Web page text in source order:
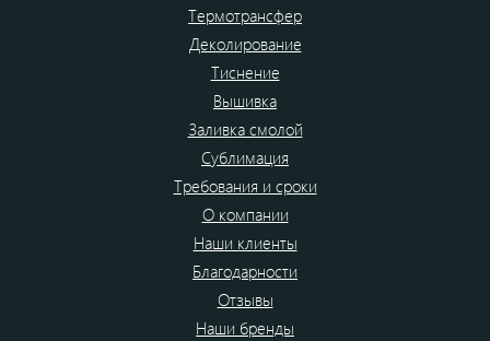
Термотрансфер
Деколирование
Тиснение
Вышивка
Заливка смолой
Сублимация
Требования и сроки
О компании
Наши клиенты
Благодарности
Отзывы
Наши бренды